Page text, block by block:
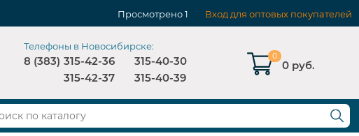
Просмотрено1 Вход для оптовых покупателей
0
0 руб.
Телефоны в Новосибирске:
8 (383) 315-42-36
315-40-30
315-42-37
315-40-39